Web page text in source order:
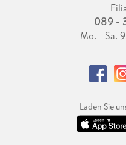
089 -
Mo. - Sa.
Laden Sie